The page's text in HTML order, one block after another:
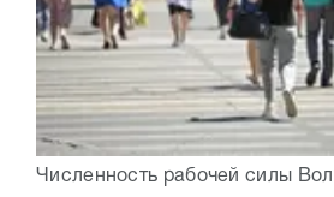
Численность рабочей силы